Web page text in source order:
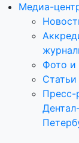
Медиа-
Фото и
Статьи
Пресс-